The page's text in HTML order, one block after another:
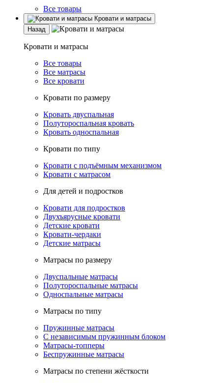
Все товары
Кровати и матрасы
Назад
Кровати и матрасы
Все товары
Все матрасы
Все кровати
Кровати по размеру
Кровать двуспальная
Полутороспальная кровать
Кровать односпальная
Кровати по типу
Кровати с подъёмным механизмом
Кровати с матрасом
Для детей и подростков
Кровати для подростков
Двухъярусные кровати
Детские кровати
Кровати-чердаки
Детские матрасы
Матрасы по размеру
Двуспальные матрасы
Полутороспальные матрасы
Односпальные матрасы
Матрасы по типу
Пружинные матрасы
С независимым пружинным блоком
Матрасы-топперы
Беспружинные матрасы
Матрасы по степени жёсткости